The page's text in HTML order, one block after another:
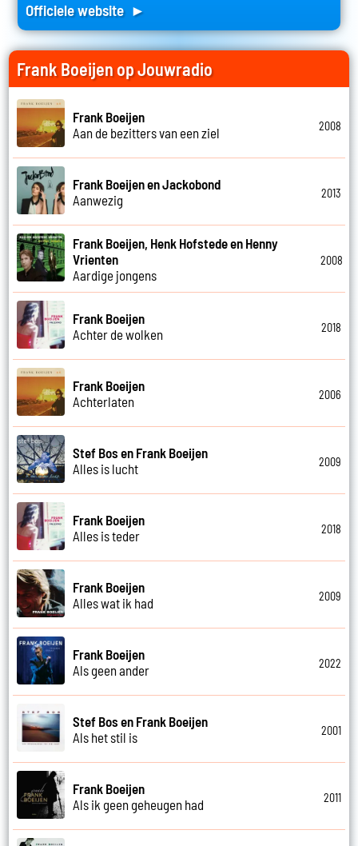
Officiele website ►
Frank Boeijen op Jouwradio
Frank Boeijen
Aan de bezitters van een ziel
2008
Frank Boeijen en Jackobond
Aanwezig
2013
Frank Boeijen, Henk Hofstede en Henny
Vrienten
Aardige jongens
2008
Frank Boeijen
Achter de wolken
2018
Frank Boeijen
Achterlaten
2006
Stef Bos en Frank Boeijen
Alles is lucht
2009
Frank Boeijen
Alles is teder
2018
Frank Boeijen
Alles wat ik had
2009
Frank Boeijen
Als geen ander
2022
Stef Bos en Frank Boeijen
Als het stil is
2001
Frank Boeijen
Als ik geen geheugen had
2011